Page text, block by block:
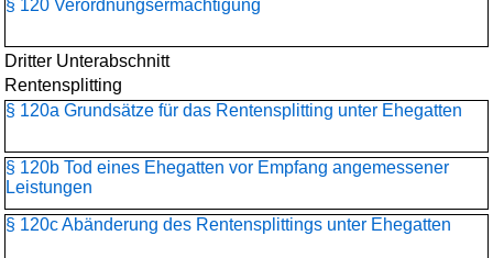
§ 120 Verordnungsermächtigung
Dritter Unterabschnitt
Rentensplitting
§ 120a Grundsätze für das Rentensplitting unter Ehegatten
§ 120b Tod eines Ehegatten vor Empfang angemessener
Leistungen
§ 120c Abänderung des Rentensplittings unter Ehegatten